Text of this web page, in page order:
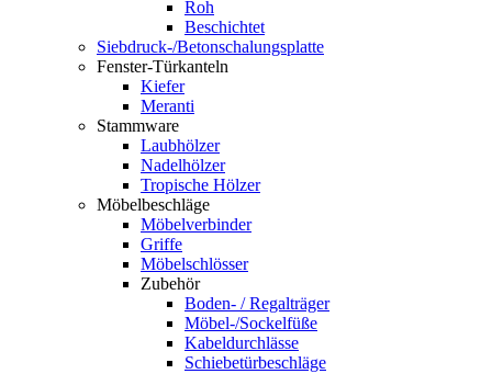
Roh
Beschichtet
Siebdruck-/Betonschalungsplatte
Fenster-Türkanteln
Kiefer
Meranti
Stammware
Laubhölzer
Nadelhölzer
Tropische Hölzer
Möbelbeschläge
Möbelverbinder
Griffe
Möbelschlösser
Zubehör
Boden- / Regalträger
Möbel-/Sockelfüße
Kabeldurchlässe
Schiebetürbeschläge